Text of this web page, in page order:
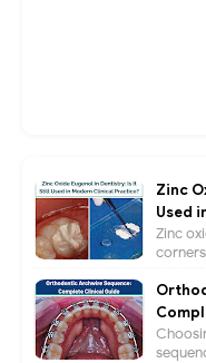
Zinc
Used
Zinc